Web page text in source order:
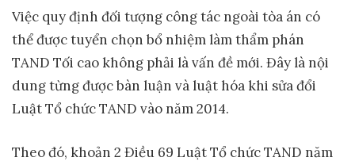
Việc quy định đối tượng công tác ngoài tòa án có
thể được tuyển chọn bổ nhiệm làm thẩm phán
TAND Tối cao không phải là vấn đề mới. Đây là nội
dung từng được bàn luận và luật hóa khi sửa đổi
Luật Tổ chức TAND vào năm 2014.
Theo đó, khoản 2 Điều 69 Luật Tổ chức TAND năm